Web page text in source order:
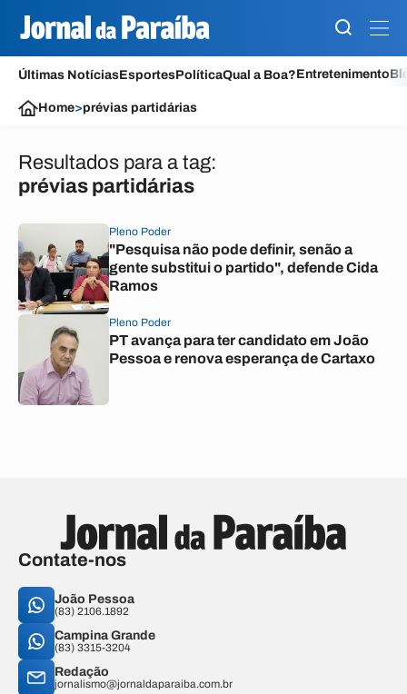
Últimas NotíciasEsportesPolíticaQual a Boa?Entretenimento
Home>prévias partidárias
Resultados para a tag:
prévias partidárias
Pleno Poder
"Pesquisa não pode definir, senão a
gente substitui o partido", defende Cida
Ramos
Pleno Poder
PT avança para ter candidato em João
Pessoa e renova esperança de Cartaxo
Contate-nos
João Pessoa
(83) 2106.1892
Campina Grande
(83) 3315-3204
Redação
jornalismo@jornaldaparaiba.com.br